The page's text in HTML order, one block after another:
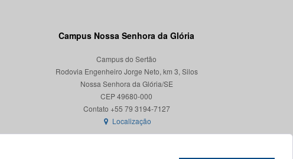
Campus Nossa Senhora da Glória
Campus do Sertão
Rodovia Engenheiro Jorge Neto, km 3, Silos
Nossa Senhora da Glória/SE
CEP 49680-000
Contato +55 79 3194-7127
Localização